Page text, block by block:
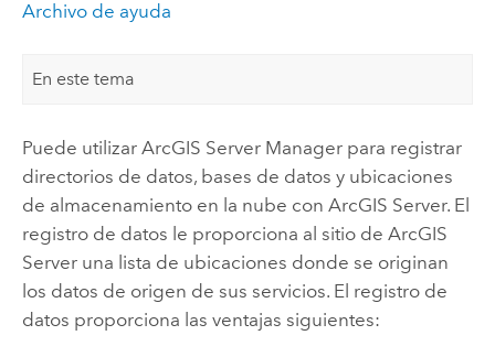
Archivo de ayuda
En este tema
Puede utilizar ArcGIS Server Managerpara registrar
directorios de datos, bases de datos y ubicaciones
de almacenamiento en la nube con ArcGIS Server. El
registro de datos le proporciona al sitio de ArcGIS
Serveruna lista de ubicaciones donde se originan
los datos de origen de sus servicios. El registro de
datos proporciona las ventajas siguientes: